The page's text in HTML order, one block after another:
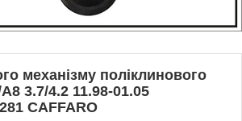
механізму поліклинового
3.7/4.2 11.98-01.05
CAFFARO